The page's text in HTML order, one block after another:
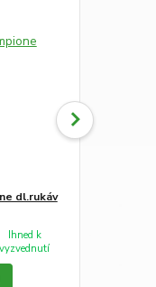
dl.rukáv
Ihned k
vyzvednutí